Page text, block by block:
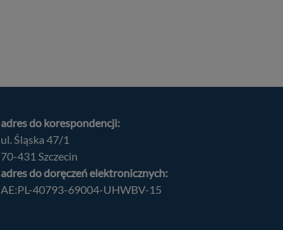
adres do korespondencji:
ul. Śląska 47/1
70-431 Szczecin
adres do doręczeń elektronicznych:
AE:PL-40793-69004-UHWBV-15